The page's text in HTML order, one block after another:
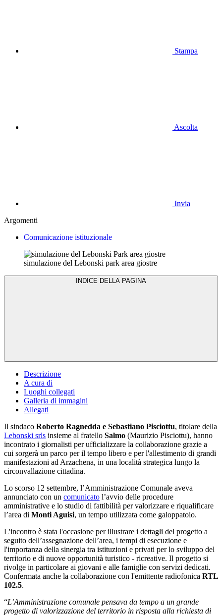
Stampa
Ascolta
Invia
Argomenti
Comunicazione istituzionale
simulazione del Lebonski park area giostre
Descrizione
A cura di
Luoghi collegati
Galleria di immagini
Allegati
Il sindaco Roberto Ragnedda e Sebastiano Pisciottu, titolare della
Lebonski srls insieme al fratello Salmo (Maurizio Pisciottu), hanno
incontrato i giornalisti per ufficializzare la collaborazione grazie a
cui sorgerà un parco per il tempo libero e per l'allestimento di grandi
manifestazioni ad Arzachena, in una località strategica lungo la
circonvallazione cittadina.
Lo scorso 12 settembre, l’Amministrazione Comunale aveva
annunciato con un comunicato l’avvio delle procedure
amministrative e lo studio di fattibilità per valorizzare e riqualificare
l’area di Monti Aguisi, un tempo utilizzata come galoppatoio.
L'incontro è stata l'occasione per illustrare i dettagli del progetto a
seguito dell’assegnazione dell’area, i tempi di esecuzione e
l'importanza della sinergia tra istituzioni e privati per lo sviluppo del
territorio e di nuove opportunità turistico - ricreative. Il progetto si
rivolge in particolare ai giovani e alle famiglie con servizi dedicati.
Confermata anche la collaborazione con l'emittente radiofonica RTL
102.5.
“L’Amministrazione comunale pensava da tempo a un grande
progetto di valorizzazione del territorio in risposta alla richiesta di